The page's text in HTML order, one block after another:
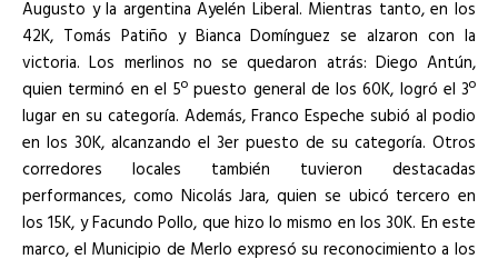
Augusto y la argentina Ayelén Liberal. Mientras tanto, en los
42K, Tomás Patiño y Bianca Domínguez se alzaron con la
victoria. Los merlinos no se quedaron atrás: Diego Antún,
quien terminó en el 5º puesto general de los 60K, logró el 3º
lugar en su categoría. Además, Franco Espeche subió al podio
en los 30K, alcanzando el 3er puesto de su categoría. Otros
corredores locales también tuvieron destacadas
performances, como Nicolás Jara, quien se ubicó tercero en
los 15K, y Facundo Pollo, que hizo lo mismo en los 30K. En este
marco, el Municipio de Merlo expresó su reconocimiento a los